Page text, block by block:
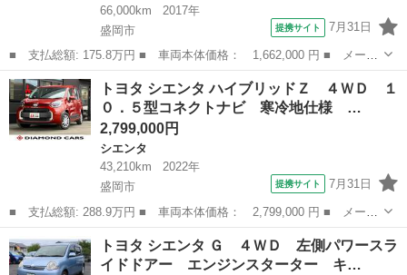
66,000km
2017年
盛岡市
提携サイト 7月31日
■ 支払総額: 175.8万円 ■ 車両本体価格： 1,662,000 円 ■ メーカ
ー名： トヨタ ■ 車種名： シエンタ ■ グレード名： Ｇ クエ
ロ ４ＷＤ 寒冷地仕様 両側パワースライドドア トヨタセーフテ
ィセンス...
岩手 盛岡市 シエンタ
トヨタ シエンタ ハイブリッドＺ ４ＷＤ １
０．５型コネクトナビ 寒冷地仕様 …
2,799,000円
シエンタ
43,210km
2022年
盛岡市
提携サイト 7月31日
■ 支払総額: 288.9万円 ■ 車両本体価格： 2,799,000 円 ■ メーカ
ー名： トヨタ ■ 車種名： シエンタ ■ グレード名： ハイブリ
ッドＺ ４ＷＤ １０．５型コネクトナビ 寒冷地仕様 プレミアム
サウンド...
盛岡市 シエンタ
トヨタ シエンタ Ｇ ４ＷＤ 左側パワースラ
イドドアー エンジンスターター キ…